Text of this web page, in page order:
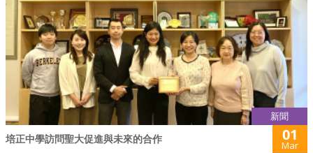
新聞
培正中學訪問聖大促進與未來的合作 01
Mar